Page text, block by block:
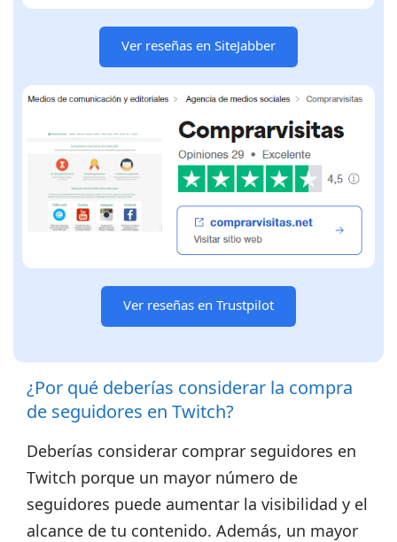
Ver reseñas en SiteJabber
Ver reseñas en Trustpilot
¿Por qué deberías considerar la compra
de seguidores en Twitch?
Deberías considerar comprar seguidores en
Twitch porque un mayor número de
seguidores puede aumentar la visibilidad y el
alcance de tu contenido. Además, un mayor